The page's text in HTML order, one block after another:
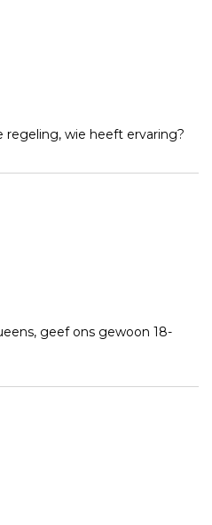
regeling, wie heeft ervaring?
geef ons gewoon 18-